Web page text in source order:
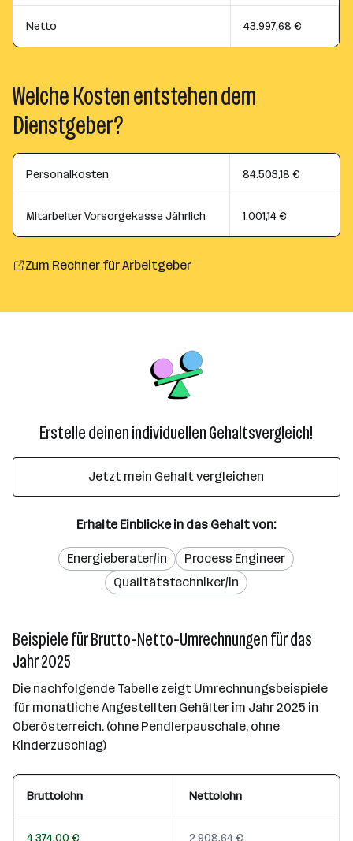
Netto 43.997,68 €
Welche Kosten entstehen dem
Dienstgeber?
Personalkosten 84.503,18 €
Mitarbeiter Vorsorgekasse Jährlich 1.001,14 €
Zum Rechner für Arbeitgeber
Erstelle deinen individuellen Gehaltsvergleich!
Jetzt mein Gehalt vergleichen
Erhalte Einblicke in das Gehalt von:
Energieberater/in
Process Engineer
Qualitätstechniker/in
Beispiele für Brutto-Netto-Umrechnungen für das
Jahr 2025
Die nachfolgende Tabelle zeigt Umrechnungsbeispiele
für monatliche Angestellten Gehälter im Jahr 2025 in
Oberösterreich. (ohne Pendlerpauschale, ohne
Kinderzuschlag)
Bruttolohn Nettolohn
4.374,00 € 2.908,64 €